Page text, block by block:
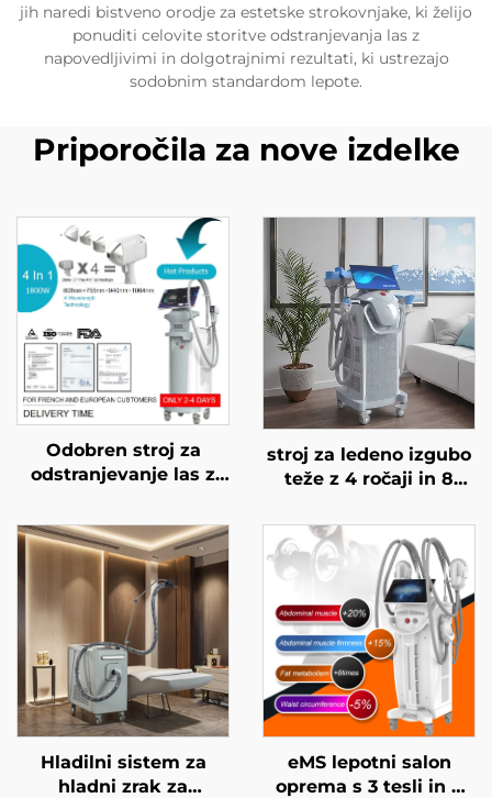
jih naredi bistveno orodje za estetske strokovnjake, ki želijo
ponuditi celovite storitve odstranjevanja las z
napovedljivimi in dolgotrajnimi rezultati, ki ustrezajo
sodobnim standardom lepote.
Priporočila za nove izdelke
Odobren stroj za
odstranjevanje las z
MDR, MDSAP, 600 W,
1200 W, 1800 W, 3000
W, 4 v 1 z zamenljivimi
glavami, valovne
dolžine 755 nm, 808
nm, 940 nm, 1064 nm
stroj za ledeno izgubo
teže z 4 ročaji in 8
tehnologija hladnega
hlajenja za 360°,
krioterapija za izgubo
teže in lepotne
namene
Hladilni sistem za
hladni zrak za
eMS lepotni salon
oprema s 3 tesli in 4